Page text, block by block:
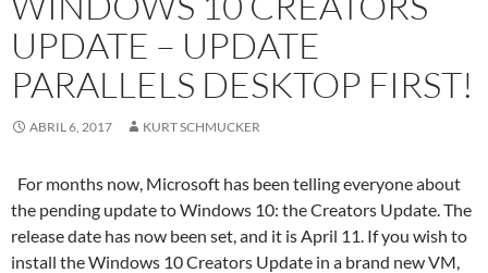
UPDATE – UPDATE
PARALLELS DESKTOP FIRST!
ABRIL 6, 2017 KURT SCHMUCKER
For months now, Microsoft has been telling everyone about
the pending update to Windows 10: the Creators Update. The
release date has now been set, and it is April 11. If you wish to
install the Windows 10 Creators Update in a brand new VM,